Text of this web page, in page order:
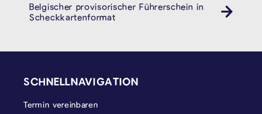
Belgischer provisorischer Führerschein in
Scheckkartenformat
Auto
SCHNELLNAVIGATION
Termin vereinbaren